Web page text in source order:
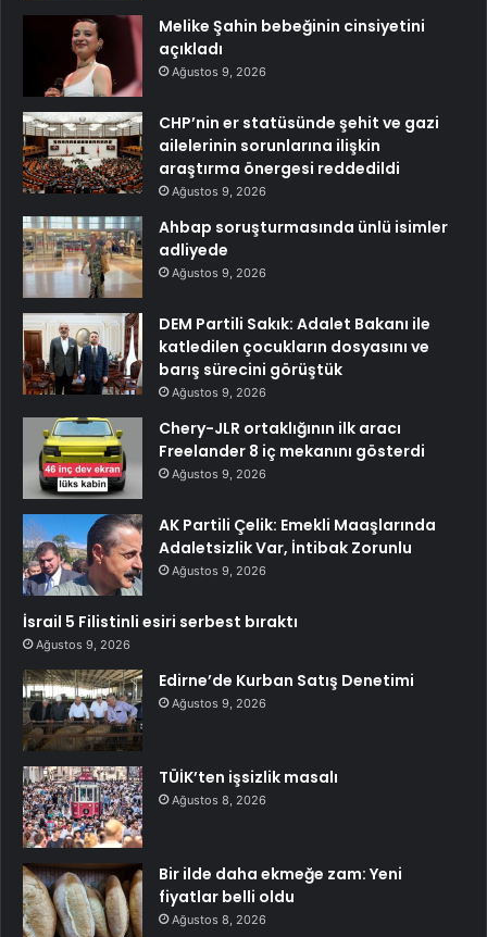
Melike Şahin bebeğinin cinsiyetini
açıkladı
Ağustos 9, 2026
CHP’nin er statüsünde şehit ve gazi
ailelerinin sorunlarına ilişkin
araştırma önergesi reddedildi
Ağustos 9, 2026
Ahbap soruşturmasında ünlü isimler
adliyede
Ağustos 9, 2026
DEM Partili Sakık: Adalet Bakanı ile
katledilen çocukların dosyasını ve
barış sürecini görüştük
Ağustos 9, 2026
Chery-JLR ortaklığının ilk aracı
Freelander 8 iç mekanını gösterdi
Ağustos 9, 2026
AK Partili Çelik: Emekli Maaşlarında
Adaletsizlik Var, İntibak Zorunlu
Ağustos 9, 2026
İsrail 5 Filistinli esiri serbest bıraktı
Ağustos 9, 2026
Edirne’de Kurban Satış Denetimi
Ağustos 9, 2026
TÜİK’ten işsizlik masalı
Ağustos 8, 2026
Bir ilde daha ekmeğe zam: Yeni
fiyatlar belli oldu
Ağustos 8, 2026